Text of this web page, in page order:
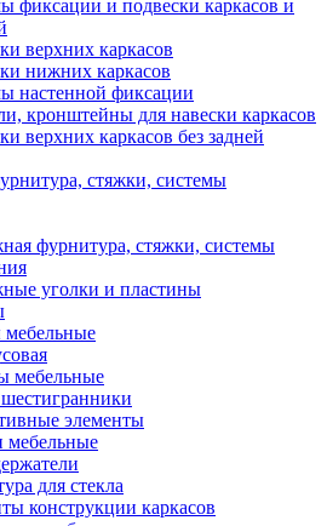
фиксации и подвески каркасов и
верхних каркасов
нижних каркасов
настенной фиксации
кронштейны для навески каркасов
верхних каркасов без задней
стяжки, системы
фурнитура, стяжки, системы
уголки и пластины
мебельные
мебельные
элементы
мебельные
для стекла
конструкции каркасов